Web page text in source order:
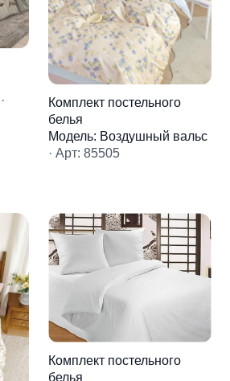
·
Комплект постельного
белья
Модель: Воздушный вальс
· Арт: 85505
Комплект постельного
белья